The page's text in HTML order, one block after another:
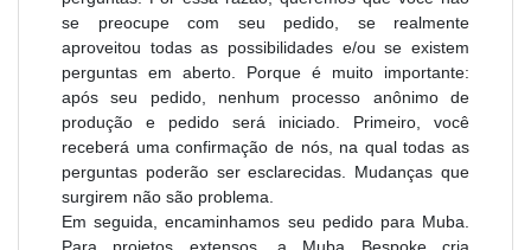
se preocupe com seu pedido, se realmente
aproveitou todas as possibilidades e/ou se existem
perguntas em aberto. Porque é muito importante:
após seu pedido, nenhum processo anônimo de
produção e pedido será iniciado. Primeiro, você
receberá uma confirmação de nós, na qual todas as
perguntas poderão ser esclarecidas. Mudanças que
surgirem não são problema.
Em seguida, encaminhamos seu pedido para Muba.
Para projetos extensos, a Muba Bespoke cria